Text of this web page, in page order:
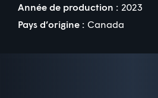
Année de production : 2023
Pays d’origine : Canada